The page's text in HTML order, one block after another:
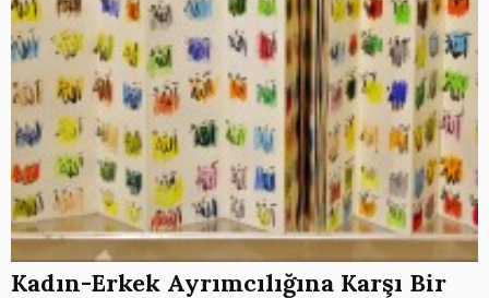
Kadın-Erkek Ayrımcılığına Karşı Bir